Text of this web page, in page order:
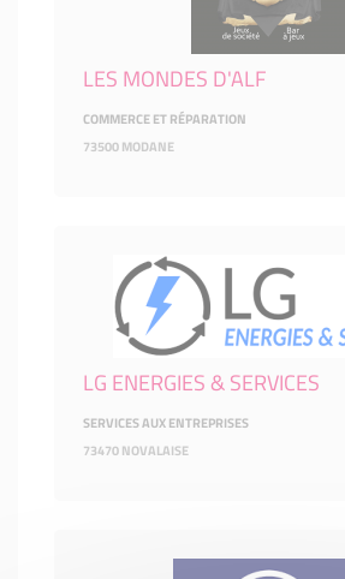
LES MONDES D'ALF
COMMERCE ET RÉPARATION
73500 MODANE
LG ENERGIES & SERVICES
SERVICES AUX ENTREPRISES
73470 NOVALAISE